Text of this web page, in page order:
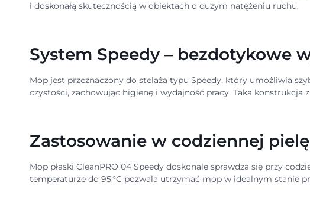
i doskonałą skutecznością w obiektach o dużym natężeniu ruchu.
System Speedy – bezdotykowe
Mop jest przeznaczony do stelaża typu Speedy, który umożliwia
czystości, zachowując higienę i wydajność pracy. Taka konstrukcja
Zastosowanie w codziennej
Mop płaski CleanPRO 04 Speedy doskonale sprawdza się przy
temperaturze do 95 °C pozwala utrzymać mop w idealnym stanie